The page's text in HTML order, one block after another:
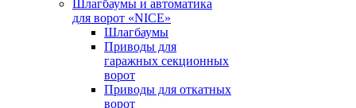
Шлагбаумы и автоматика
для ворот «NICE»
Шлагбаумы
Приводы для
гаражных секционных
ворот
Приводы для откатных
ворот